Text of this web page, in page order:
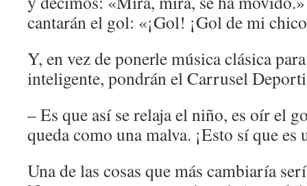
cantarán el gol: «¡Gol! ¡Gol de mi
Y, en vez de ponerle música clásica
inteligente, pondrán el Carrusel
– Es que así se relaja el niño, es oír el
queda como una malva. ¡Esto sí que es
Una de las cosas que más cambiaría